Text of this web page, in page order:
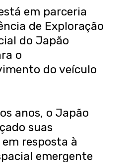
em parceria
de Exploração
do Japão
o
do veículo
anos, o Japão
suas
resposta à
emergente